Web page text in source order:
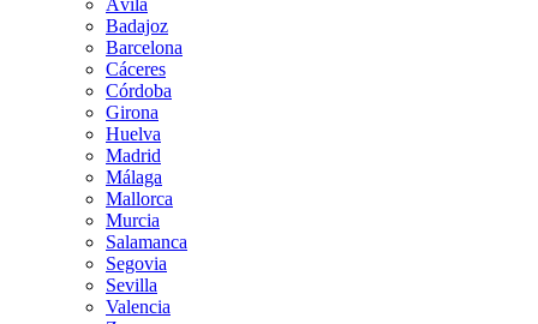
Ávila
Badajoz
Barcelona
Cáceres
Córdoba
Girona
Huelva
Madrid
Málaga
Mallorca
Murcia
Salamanca
Segovia
Sevilla
Valencia